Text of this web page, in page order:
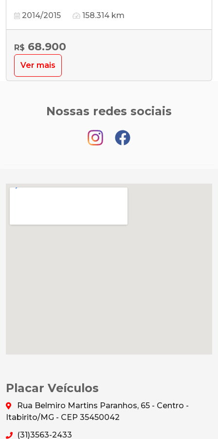
2014/2015 158.314 km
R$ 68.900
Ver mais
Nossas redes sociais
Placar Veículos
Rua Belmiro Martins Paranhos, 65 - Centro -
Itabirito/MG - CEP 35450042
(31)3563-2433